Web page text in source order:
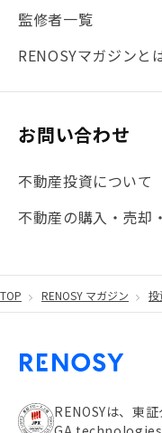
#法人化
#クラウド
#まとめ #融資 #目
#JR湘南新宿ライン
#20代 #都営浅草線
#都営大江戸線
#都
#私の資産ポートフォ
#わたしのリノベー
監修者一覧
RENOSYマガジンと
お問い合わせ
不動産投資について
不動産の購入・売却
TOP RENOSY マガジン 投
RENOSYは、東